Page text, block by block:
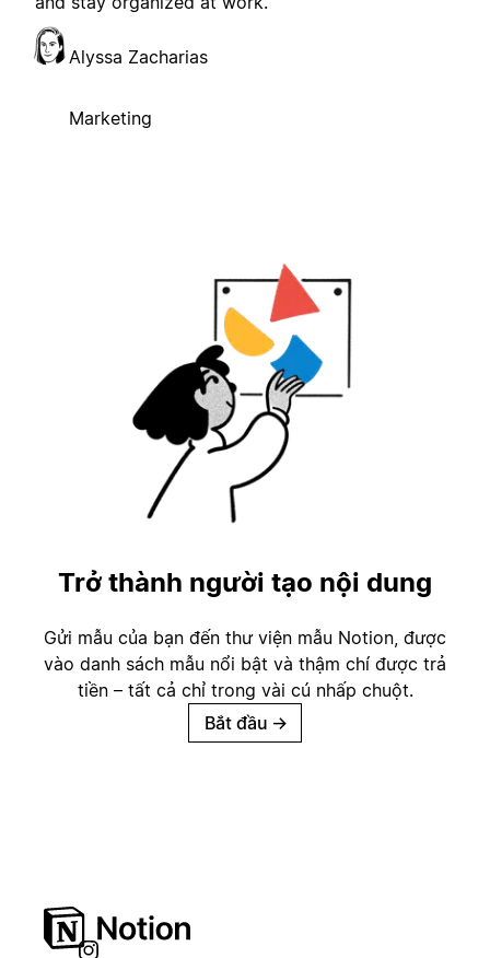
Alyssa Zacharias
Marketing
Trở thành người tạo nội dung
Gửi mẫu của bạn đến thư viện mẫu Notion, được
vào danh sách mẫu nổi bật và thậm chí được trả
tiền – tất cả chỉ trong vài cú nhấp chuột.
Bắt đầu →